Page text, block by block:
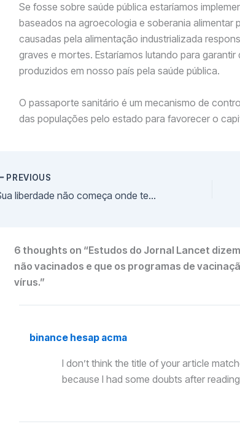
Se fosse sobre saúde pública estaríamos
baseados na agroecologia e soberania alimentar
causadas pela alimentação industrializada
graves e mortes. Estaríamos lutando para
produzidos em nosso país pela saúde pública.
O passaporte sanitário é um mecanismo de
das populações pelo estado para favorecer o
PREVIOUS
Sua liberdade não começa onde termina a do outro! Sua liberdade alcança e só pode ser mantida até onde vai a dos mais oprimidos na sociedade!
6 thoughts on “Estudos do Jornal Lancet
não vacinados e que os programas de
vírus.”
binance hesap acma
I don’t think the title of your article
because I had some doubts after